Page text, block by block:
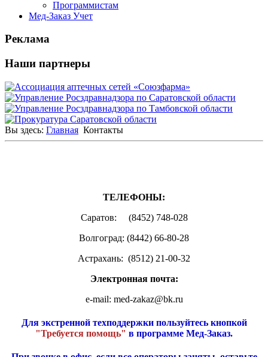
Программистам
Мед-Заказ Учет
Реклама
Наши партнеры
Вы здесь: Главная Контакты
ТЕЛЕФОНЫ:
Саратов: (8452) 748-028
Волгоград: (8442) 66-80-28
Астрахань: (8512) 21-00-32
Электронная почта:
e-mail: med-zakaz@bk.ru
Для экстренной техподдержки пользуйтесь кнопкой
"Требуется помощь" в программе Мед-Заказ.